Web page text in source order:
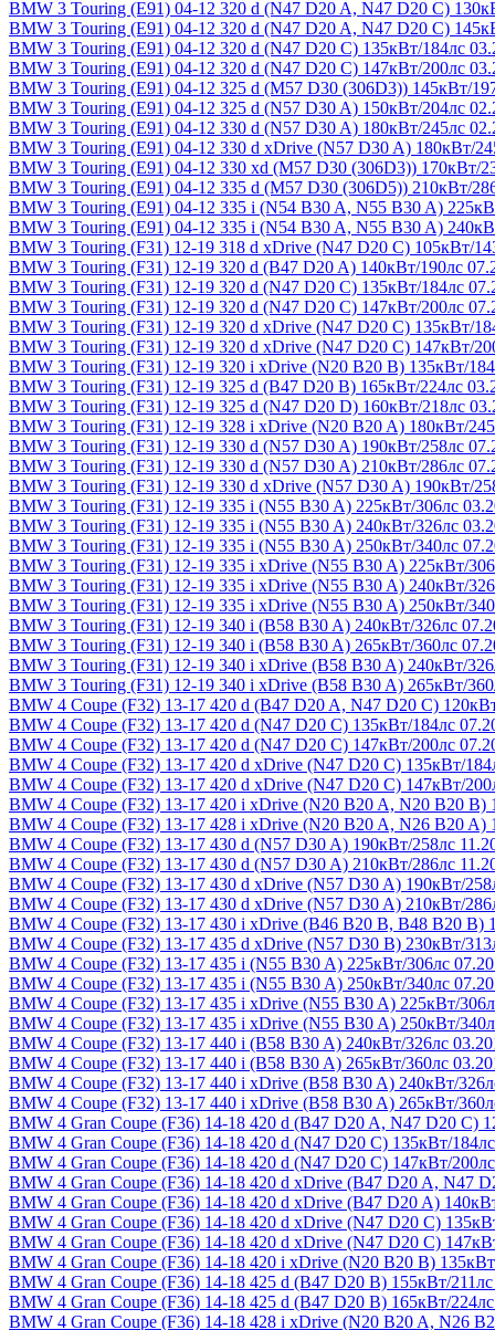
BMW 3 Touring (E91) 04-12 320 d (N47 D20 A, N47 D20 C)
BMW 3 Touring (E91) 04-12 320 d (N47 D20 A, N47 D20 C)
BMW 3 Touring (E91) 04-12 320 d (N47 D20 C) 135кВт/184лс
BMW 3 Touring (E91) 04-12 320 d (N47 D20 C) 147кВт/200лс
BMW 3 Touring (E91) 04-12 325 d (M57 D30 (306D3)) 145кВт/
BMW 3 Touring (E91) 04-12 325 d (N57 D30 A) 150кВт/204лс
BMW 3 Touring (E91) 04-12 330 d (N57 D30 A) 180кВт/245лс
BMW 3 Touring (E91) 04-12 330 d xDrive (N57 D30 A) 180кВт/
BMW 3 Touring (E91) 04-12 330 xd (M57 D30 (306D3)) 170кВт/
BMW 3 Touring (E91) 04-12 335 d (M57 D30 (306D5)) 210кВт/
BMW 3 Touring (E91) 04-12 335 i (N54 B30 A, N55 B30 A)
BMW 3 Touring (E91) 04-12 335 i (N54 B30 A, N55 B30 A)
BMW 3 Touring (F31) 12-19 318 d xDrive (N47 D20 C) 105кВт/
BMW 3 Touring (F31) 12-19 320 d (B47 D20 A) 140кВт/190лс
BMW 3 Touring (F31) 12-19 320 d (N47 D20 C) 135кВт/184лс
BMW 3 Touring (F31) 12-19 320 d (N47 D20 C) 147кВт/200лс
BMW 3 Touring (F31) 12-19 320 d xDrive (N47 D20 C) 135кВт/
BMW 3 Touring (F31) 12-19 320 d xDrive (N47 D20 C) 147кВт/
BMW 3 Touring (F31) 12-19 320 i xDrive (N20 B20 B) 135кВт/
BMW 3 Touring (F31) 12-19 325 d (B47 D20 B) 165кВт/224лс
BMW 3 Touring (F31) 12-19 325 d (N47 D20 D) 160кВт/218лс
BMW 3 Touring (F31) 12-19 328 i xDrive (N20 B20 A) 180кВт/
BMW 3 Touring (F31) 12-19 330 d (N57 D30 A) 190кВт/258лс
BMW 3 Touring (F31) 12-19 330 d (N57 D30 A) 210кВт/286лс
BMW 3 Touring (F31) 12-19 330 d xDrive (N57 D30 A) 190кВт/
BMW 3 Touring (F31) 12-19 335 i (N55 B30 A) 225кВт/306лс
BMW 3 Touring (F31) 12-19 335 i (N55 B30 A) 240кВт/326лс
BMW 3 Touring (F31) 12-19 335 i (N55 B30 A) 250кВт/340лс
BMW 3 Touring (F31) 12-19 335 i xDrive (N55 B30 A) 225кВт/
BMW 3 Touring (F31) 12-19 335 i xDrive (N55 B30 A) 240кВт/
BMW 3 Touring (F31) 12-19 335 i xDrive (N55 B30 A) 250кВт/
BMW 3 Touring (F31) 12-19 340 i (B58 B30 A) 240кВт/326лс
BMW 3 Touring (F31) 12-19 340 i (B58 B30 A) 265кВт/360лс
BMW 3 Touring (F31) 12-19 340 i xDrive (B58 B30 A) 240кВт/
BMW 3 Touring (F31) 12-19 340 i xDrive (B58 B30 A) 265кВт/
BMW 4 Coupe (F32) 13-17 420 d (B47 D20 A, N47 D20 C)
BMW 4 Coupe (F32) 13-17 420 d (N47 D20 C) 135кВт/184лс
BMW 4 Coupe (F32) 13-17 420 d (N47 D20 C) 147кВт/200лс
BMW 4 Coupe (F32) 13-17 420 d xDrive (N47 D20 C) 135кВт/
BMW 4 Coupe (F32) 13-17 420 d xDrive (N47 D20 C) 147кВт/
BMW 4 Coupe (F32) 13-17 420 i xDrive (N20 B20 A, N20 B20 B)
BMW 4 Coupe (F32) 13-17 428 i xDrive (N20 B20 A, N26 B20 A)
BMW 4 Coupe (F32) 13-17 430 d (N57 D30 A) 190кВт/258лс
BMW 4 Coupe (F32) 13-17 430 d (N57 D30 A) 210кВт/286лс
BMW 4 Coupe (F32) 13-17 430 d xDrive (N57 D30 A) 190кВт/
BMW 4 Coupe (F32) 13-17 430 d xDrive (N57 D30 A) 210кВт/
BMW 4 Coupe (F32) 13-17 430 i xDrive (B46 B20 B, B48 B20 B)
BMW 4 Coupe (F32) 13-17 435 d xDrive (N57 D30 B) 230кВт/
BMW 4 Coupe (F32) 13-17 435 i (N55 B30 A) 225кВт/306лс
BMW 4 Coupe (F32) 13-17 435 i (N55 B30 A) 250кВт/340лс
BMW 4 Coupe (F32) 13-17 435 i xDrive (N55 B30 A) 225кВт/
BMW 4 Coupe (F32) 13-17 435 i xDrive (N55 B30 A) 250кВт/
BMW 4 Coupe (F32) 13-17 440 i (B58 B30 A) 240кВт/326лс
BMW 4 Coupe (F32) 13-17 440 i (B58 B30 A) 265кВт/360лс
BMW 4 Coupe (F32) 13-17 440 i xDrive (B58 B30 A) 240кВт/
BMW 4 Coupe (F32) 13-17 440 i xDrive (B58 B30 A) 265кВт/
BMW 4 Gran Coupe (F36) 14-18 420 d (B47 D20 A, N47 D20 C)
BMW 4 Gran Coupe (F36) 14-18 420 d (N47 D20 C) 135кВт/
BMW 4 Gran Coupe (F36) 14-18 420 d (N47 D20 C) 147кВт/
BMW 4 Gran Coupe (F36) 14-18 420 d xDrive (B47 D20 A, N47
BMW 4 Gran Coupe (F36) 14-18 420 d xDrive (B47 D20 A)
BMW 4 Gran Coupe (F36) 14-18 420 d xDrive (N47 D20 C)
BMW 4 Gran Coupe (F36) 14-18 420 d xDrive (N47 D20 C)
BMW 4 Gran Coupe (F36) 14-18 420 i xDrive (N20 B20 B)
BMW 4 Gran Coupe (F36) 14-18 425 d (B47 D20 B) 155кВт/
BMW 4 Gran Coupe (F36) 14-18 425 d (B47 D20 B) 165кВт/
BMW 4 Gran Coupe (F36) 14-18 428 i xDrive (N20 B20 A, N26